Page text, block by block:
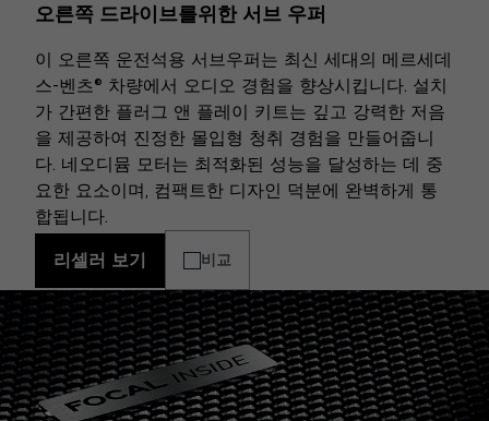
오른쪽 드라이브를위한 서브 우퍼
이 오른쪽 운전석용 서브우퍼는 최신 세대의 메르세데
스-벤츠® 차량에서 오디오 경험을 향상시킵니다. 설치
가 간편한 플러그 앤 플레이 키트는 깊고 강력한 저음
을 제공하여 진정한 몰입형 청취 경험을 만들어줍니
다. 네오디뮴 모터는 최적화된 성능을 달성하는 데 중
요한 요소이며, 컴팩트한 디자인 덕분에 완벽하게 통
합됩니다.
리셀러 보기 비교